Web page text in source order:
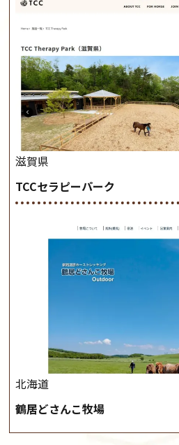
滋賀県
TCCセラピーパーク
北海道
鶴居どさんこ牧場